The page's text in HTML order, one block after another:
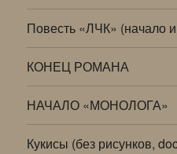
Повесть «ЛЧК» (начало
КОНЕЦ РОМАНА
НАЧАЛО «МОНОЛОГА»
Кукисы (без рисунков,